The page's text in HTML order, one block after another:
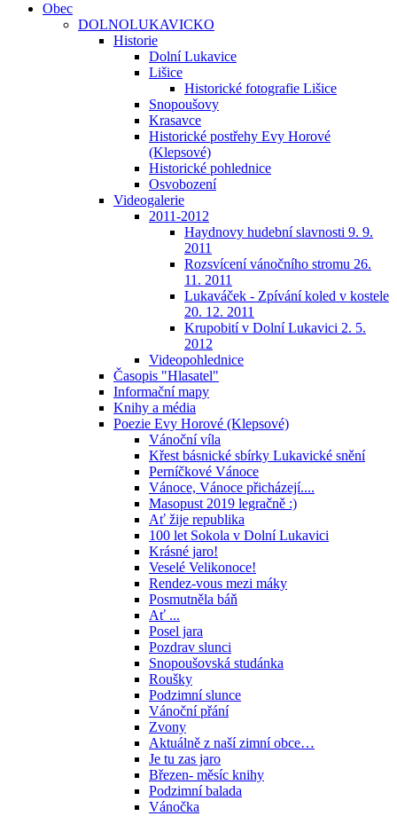
Obec
DOLNOLUKAVICKO
Historie
Dolní Lukavice
Lišice
Historické fotografie Lišice
Snopoušovy
Krasavce
Historické postřehy Evy Horové
(Klepsové)
Historické pohlednice
Osvobození
Videogalerie
2011-2012
Haydnovy hudební slavnosti 9. 9.
2011
Rozsvícení vánočního stromu 26.
11. 2011
Lukaváček - Zpívání koled v kostele
20. 12. 2011
Krupobití v Dolní Lukavici 2. 5.
2012
Videopohlednice
Časopis "Hlasatel"
Informační mapy
Knihy a média
Poezie Evy Horové (Klepsové)
Vánoční víla
Křest básnické sbírky Lukavické snění
Perníčkové Vánoce
Vánoce, Vánoce přicházejí....
Masopust 2019 legračně :)
Ať žije republika
100 let Sokola v Dolní Lukavici
Krásné jaro!
Veselé Velikonoce!
Rendez-vous mezi máky
Posmutněla báň
Ať ...
Posel jara
Pozdrav slunci
Snopoušovská studánka
Roušky
Podzimní slunce
Vánoční přání
Zvony
Aktuálně z naší zimní obce…
Je tu zas jaro
Březen- měsíc knihy
Podzimní balada
Vánočka